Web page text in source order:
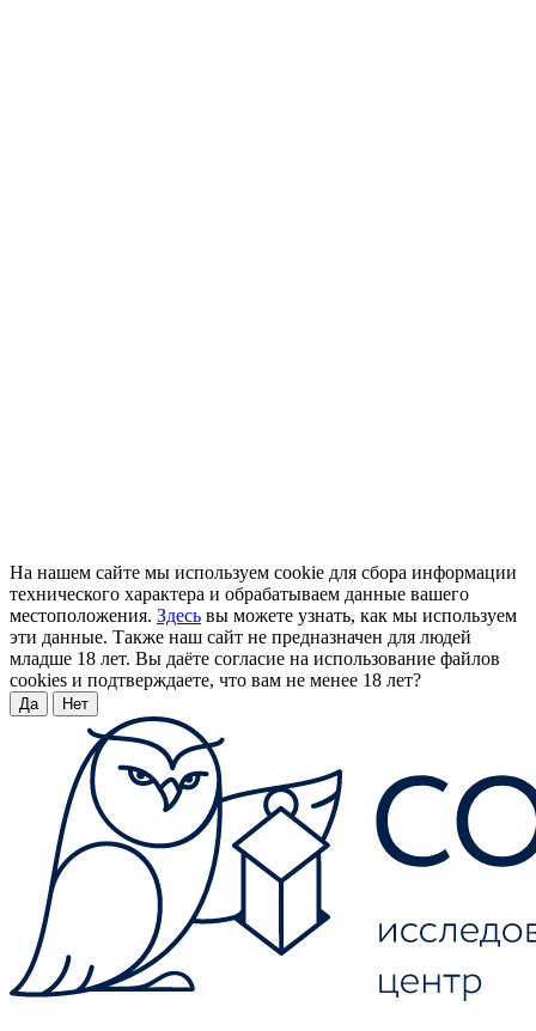
На нашем сайте мы используем cookie для сбора информации
технического характера и обрабатываем данные вашего
местоположения. Здесь вы можете узнать, как мы используем
эти данные. Также наш сайт не предназначен для людей
младше 18 лет. Вы даёте согласие на использование файлов
cookies и подтверждаете, что вам не менее 18 лет?
Да Нет